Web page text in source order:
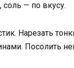
— по вкусу.
Нарезать
Посолить